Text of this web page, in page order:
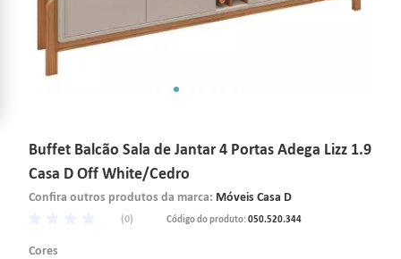
Buffet Balcão Sala de Jantar 4 Portas Adega Lizz 1.9
Casa D Off White/Cedro
Confira outros produtos da marca: Móveis Casa D
(0) Código do produto:050.520.344
Cores